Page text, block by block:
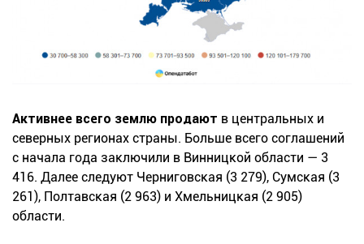
Активнее всего землю продают в центральных и
северных регионах страны. Больше всего соглашений
с начала года заключили в Винницкой области — 3
416. Далее следуют Черниговская (3 279), Сумская (3
261), Полтавская (2 963) и Хмельницкая (2 905)
области.